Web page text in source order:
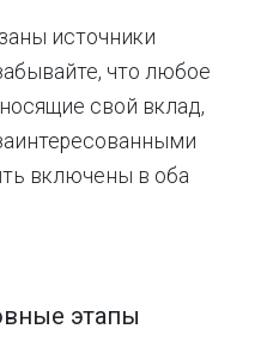
источники
что любое
свой вклад,
включены в оба
этапы